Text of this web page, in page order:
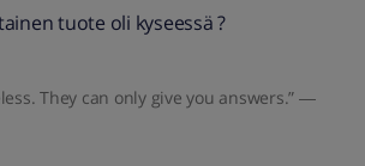
tuote oli kyseessä ?
They can only give you answers.” ―